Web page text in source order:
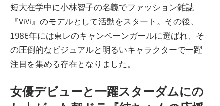
短大在学中に小林智子の名義でファッション雑誌
『ViVi』のモデルとして活動をスタート。その後、
1986年には東レのキャンペーンガールに選ばれ、そ
の圧倒的なビジュアルと明るいキャラクターで一躍
注目を集める存在となりました。
女優デビューと一躍スターダムにの